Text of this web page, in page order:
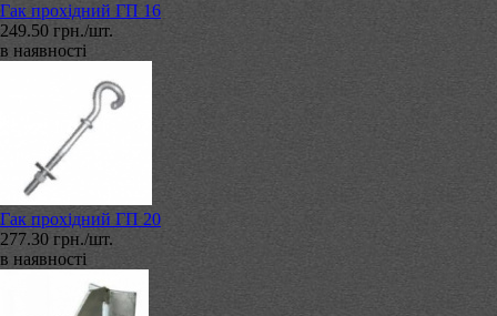
Гак прохідний ГП 16
249.50 грн./шт.
в наявності
Гак прохідний ГП 20
277.30 грн./шт.
в наявності